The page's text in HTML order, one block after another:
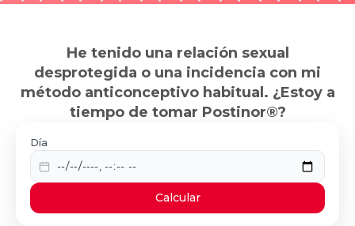
He tenido una relación sexual
desprotegida o una incidencia con mi
método anticonceptivo habitual. ¿Estoy a
tiempo de tomar Postinor®?
Día
Calcular